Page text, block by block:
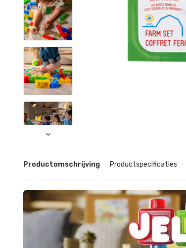
Productomschrijving Productspecificaties